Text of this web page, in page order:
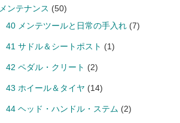
ンテナンス (50)
40 メンテツールと日常の手入れ(7)
41 サドル＆シートポスト (1)
42 ペダル・クリート (2)
43 ホイール＆タイヤ (14)
44 ヘッド・ハンドル・ステム (2)